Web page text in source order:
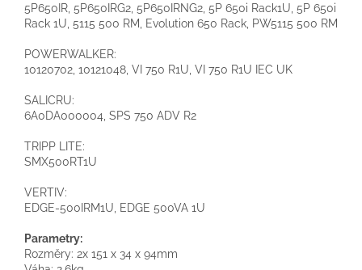
5P650IR, 5P650IRG2, 5P650IRNG2, 5P 650i Rack1U, 5P 650i
Rack 1U, 5115 500 RM, Evolution 650 Rack, PW5115 500 RM
POWERWALKER:
10120702, 10121048, VI 750 R1U , VI 750 R1U IEC UK
SALICRU:
6A0DA000004, SPS 750 ADV R2
TRIPP LITE:
SMX500RT1U
VERTIV:
EDGE-500IRM1U, EDGE 500VA 1U
Parametry:
Rozměry: 2x 151 x 34 x 94mm